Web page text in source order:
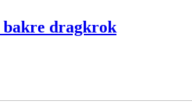
dragkrok